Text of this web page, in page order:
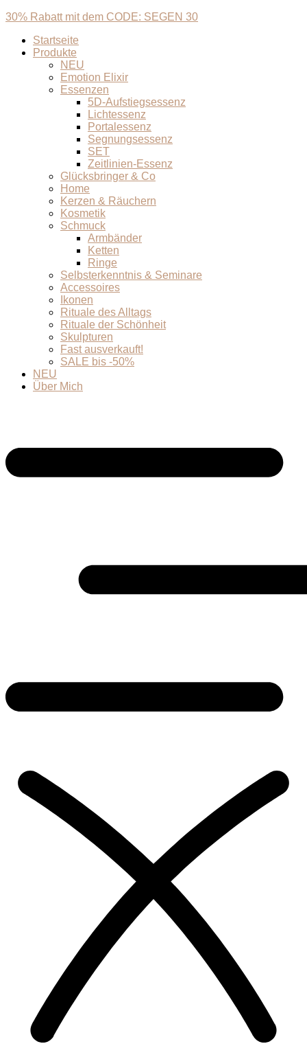
30% Rabatt mit dem CODE: SEGEN 30
Startseite
Produkte
NEU
Emotion Elixir
Essenzen
5D-Aufstiegsessenz
Lichtessenz
Portalessenz
Segnungsessenz
SET
Zeitlinien-Essenz
Glücksbringer & Co
Home
Kerzen & Räuchern
Kosmetik
Schmuck
Armbänder
Ketten
Ringe
Selbsterkenntnis & Seminare
Accessoires
Ikonen
Rituale des Alltags
Rituale der Schönheit
Skulpturen
Fast ausverkauft!
SALE bis -50%
NEU
Über Mich